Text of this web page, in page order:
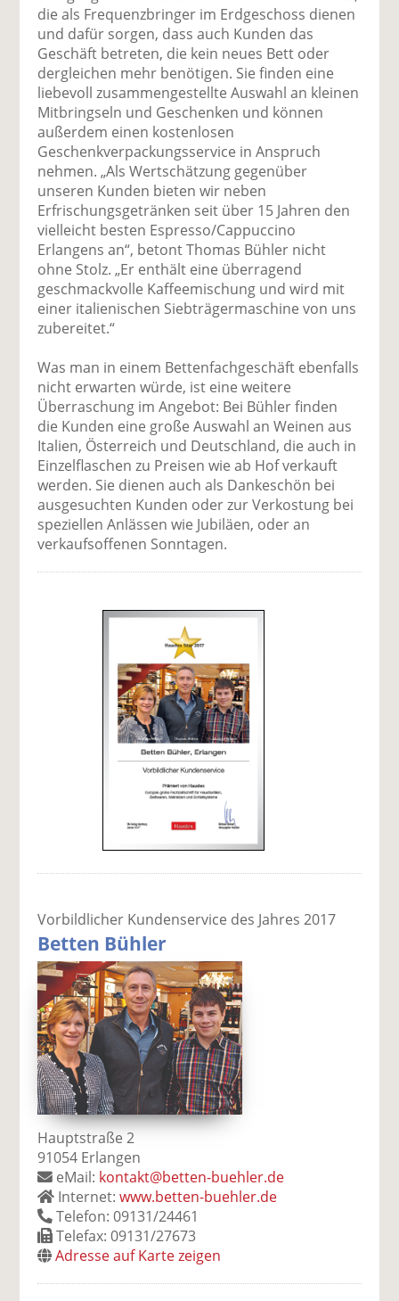
die als Frequenzbringer im Erdgeschoss dienen
und dafür sorgen, dass auch Kunden das
Geschäft betreten, die kein neues Bett oder
dergleichen mehr benötigen. Sie finden eine
liebevoll zusammengestellte Auswahl an kleinen
Mitbringseln und Geschenken und können
außerdem einen kostenlosen
Geschenkverpackungsservice in Anspruch
nehmen. „Als Wertschätzung gegenüber
unseren Kunden bieten wir neben
Erfrischungsgetränken seit über 15 Jahren den
vielleicht besten Espresso/Cappuccino
Erlangens an“, betont Thomas Bühler nicht
ohne Stolz. „Er enthält eine überragend
geschmackvolle Kaffeemischung und wird mit
einer italienischen Siebträgermaschine von uns
zubereitet.“
Was man in einem Bettenfachgeschäft ebenfalls
nicht erwarten würde, ist eine weitere
Überraschung im Angebot: Bei Bühler finden
die Kunden eine große Auswahl an Weinen aus
Italien, Österreich und Deutschland, die auch in
Einzelflaschen zu Preisen wie ab Hof verkauft
werden. Sie dienen auch als Dankeschön bei
ausgesuchten Kunden oder zur Verkostung bei
speziellen Anlässen wie Jubiläen, oder an
verkaufsoffenen Sonntagen.
Vorbildlicher Kundenservice des Jahres 2017
Betten Bühler
Hauptstraße 2
91054 Erlangen
eMail: kontakt@betten-buehler.de
Internet:www.betten-buehler.de
Telefon: 09131/24461
Telefax: 09131/27673
Adresse auf Karte zeigen